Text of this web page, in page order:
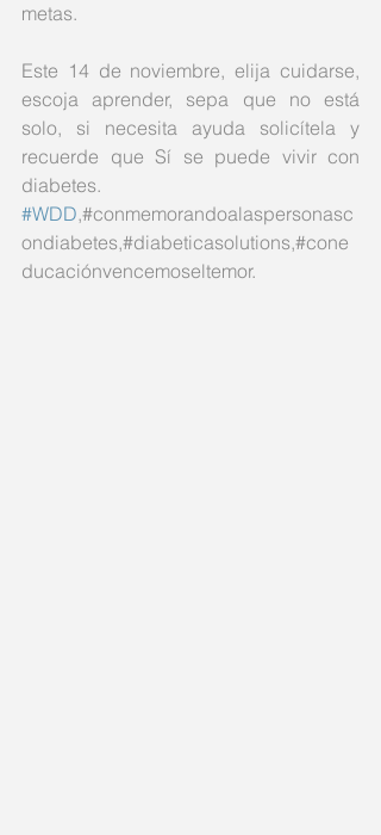
metas.
Este 14 de noviembre, elija cuidarse,
escoja aprender, sepa que no está
solo, si necesita ayuda solicítela y
recuerde que Sí se puede vivir con
#WDD,#conmemorandoalaspersonasc
ondiabetes,#diabeticasolutions,#cone
ducaciónvencemoseltemor.